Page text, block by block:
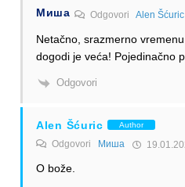
Миша Odgovori Alen Šćuric
Netačno, srazmerno
dogodi je veća! Pojedinačno
Odgovori
Alen Šćuric Author
Odgovori Миша
O bože.